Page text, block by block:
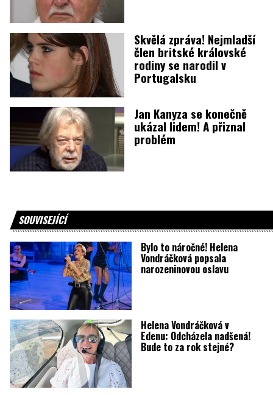
Skvělá zpráva! Nejmladší
člen britské královské
rodiny se narodil v
Portugalsku
Jan Kanyza se konečně
ukázal lidem! A přiznal
problém
SOUVISEJÍCÍ
Bylo to náročné! Helena
Vondráčková popsala
narozeninovou oslavu
Helena Vondráčková v
Edenu: Odcházela nadšená!
Bude to za rok stejné?